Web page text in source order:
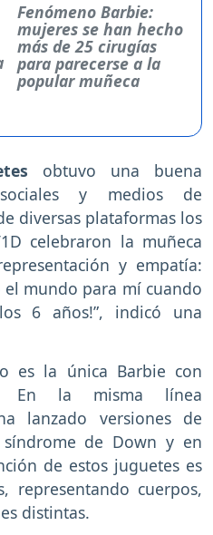
Fenómeno Barbie:
mujeres se han hecho
más de 25 cirugías
para parecerse a la
popular muñeca
obtuvo una buena
y medios de
diversas plataformas los
celebraron la muñeca
y empatía:
el mundo para mí cuando
6 años!”, indicó una
es la única Barbie con
En la misma línea
lanzado versiones de
síndrome de Down y en
de estos juguetes es
representando cuerpos,
distintas.